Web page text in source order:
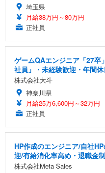
埼玉県
月給38万円～80万円
正社員
ゲームQAエンジニア「27卒
社員」・未経験歓迎・年間
株式会社大斗
神奈川県
月給25万6,600円～32万円
正社員
HP作成のエンジニア/自社
迎/有給消化率高め・退職金
株式会社Meta Sales